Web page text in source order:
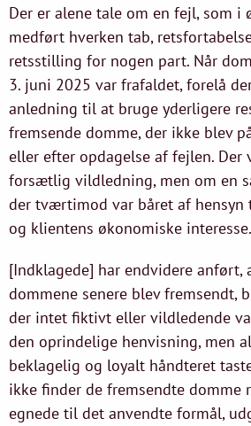
Der er alene tale om en fejl, som i
medført hverken tab,
retsstilling for nogen part. Når
3. juni 2025 var frafaldet, forelå
anledning til at bruge yderligere
fremsende domme, der ikke blev
eller efter opdagelse af fejlen. Der
forsætlig vildledning, men om en
der tværtimod var båret af hensyn
og klientens økonomiske interesse.
[Indklagede] har endvidere anført,
dommene senere blev fremsendt,
der intet fiktivt eller vildledende
den oprindelige henvisning, men
beklagelig og loyalt håndteret
ikke finder de fremsendte domme
egnede til det anvendte formål,